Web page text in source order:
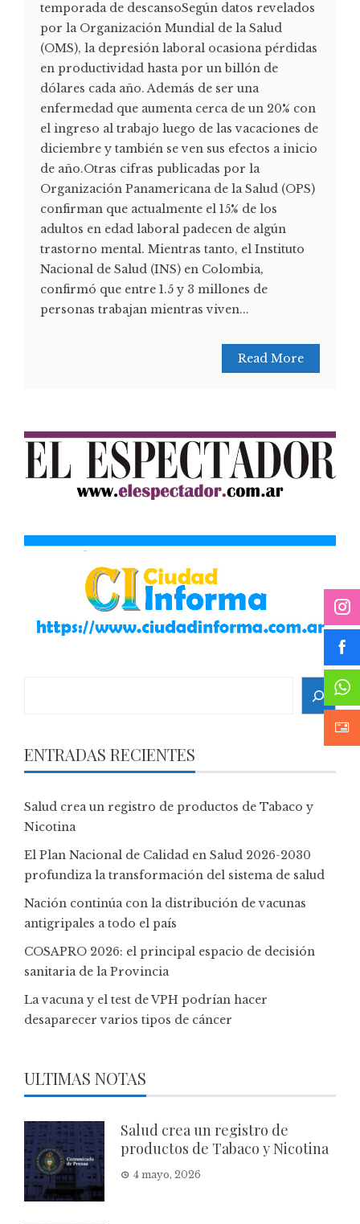
temporada de descansoSegún datos revelados
por la Organización Mundial de la Salud
(OMS), la depresión laboral ocasiona pérdidas
en productividad hasta por un billón de
dólares cada año. Además de ser una
enfermedad que aumenta cerca de un 20% con
el ingreso al trabajo luego de las vacaciones de
diciembre y también se ven sus efectos a inicio
de año.Otras cifras publicadas por la
Organización Panamericana de la Salud (OPS)
confirman que actualmente el 15% de los
adultos en edad laboral padecen de algún
trastorno mental. Mientras tanto, el Instituto
Nacional de Salud (INS) en Colombia,
confirmó que entre 1.5 y 3 millones de
personas trabajan mientras viven...
Read More
ENTRADAS RECIENTES
Salud crea un registro de productos de Tabaco y
Nicotina
El Plan Nacional de Calidad en Salud 2026-2030
profundiza la transformación del sistema de salud
Nación continúa con la distribución de vacunas
antigripales a todo el país
COSAPRO 2026: el principal espacio de decisión
sanitaria de la Provincia
La vacuna y el test de VPH podrían hacer
desaparecer varios tipos de cáncer
ULTIMAS NOTAS
Salud crea un registro de
productos de Tabaco y Nicotina
4 mayo, 2026